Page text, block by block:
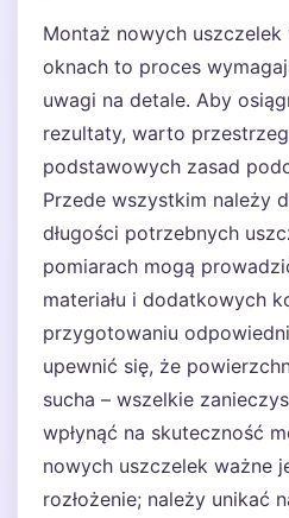
Montaż nowych
oknach to proces
uwagi na detale. Aby
rezultaty, warto
podstawowych zasad
Przede wszystkim należy
długości potrzebnych
pomiarach mogą
materiału i dodatkowych
przygotowaniu
upewnić się, że
sucha – wszelkie
wpłynąć na skuteczność
nowych uszczelek ważne
rozłożenie; należy unikać